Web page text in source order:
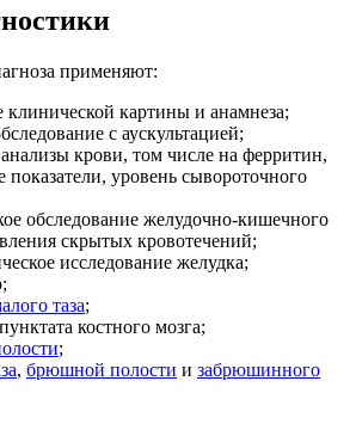
применяют:
клинической картины и анамнеза;
с аускультацией;
крови, том числе на ферритин,
показатели, уровень сывороточного
обследование желудочно-кишечного
скрытых кровотечений;
исследование желудка;
таза;
костного мозга;
;
, брюшной полости и забрюшинного